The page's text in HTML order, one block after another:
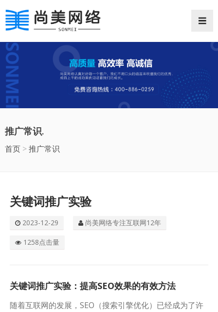
网站首页
网站案例
推广常识
抖音推广
关于我们
推广常识.
首页 >推广常识
关键词推广实验
2023-12-29 尚美网络专注互联网12年
1258点击量
关键词推广实验：提高SEO效果的有效方法
随着互联网的发展，SEO（搜索引擎优化）已经成为了许